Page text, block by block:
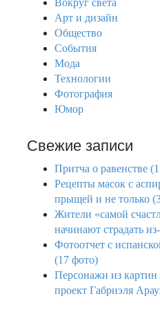
Вокруг света
Арт и дизайн
Общество
События
Мода
Технологии
Фотография
Юмор
Свежие записи
Притча о равенстве
Рецепты масок с
прыщей и не только
Жители «самой
начинают страдать
Фотоотчет с
(17 фото)
Персонажи из
проект Габриэля